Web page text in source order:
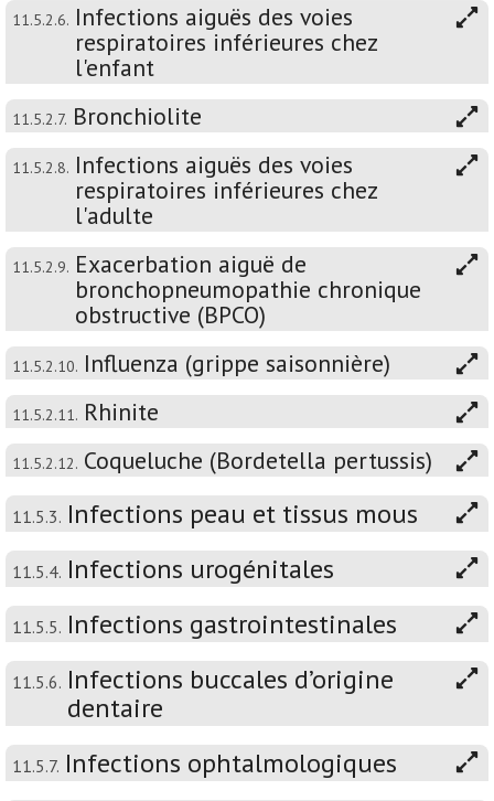
11.5.2.6. Infections aiguës des voies
respiratoires inférieures chez
l'enfant
11.5.2.7. Bronchiolite
11.5.2.8. Infections aiguës des voies
respiratoires inférieures chez
l'adulte
11.5.2.9. Exacerbation aiguë de
bronchopneumopathie chronique
obstructive (BPCO)
11.5.2.10. Influenza (grippe saisonnière)
11.5.2.11. Rhinite
11.5.2.12. Coqueluche (Bordetella pertussis)
11.5.3. Infections peau et tissus mous
11.5.4. Infections urogénitales
11.5.5. Infections gastrointestinales
11.5.6. Infections buccales d’origine
dentaire
11.5.7. Infections ophtalmologiques